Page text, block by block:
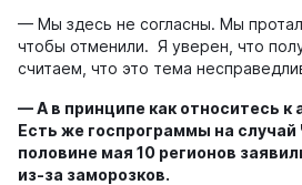
— Мы здесь не согласны. Мы
чтобы отменили. Я уверен, что
считаем, что это тема
—А в принципе как относитесь к
Есть же госпрограммы на случай
половине мая 10 регионов
из-за заморозков.